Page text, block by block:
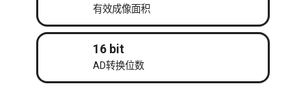
有效成像面积
16 bit
AD转换位数